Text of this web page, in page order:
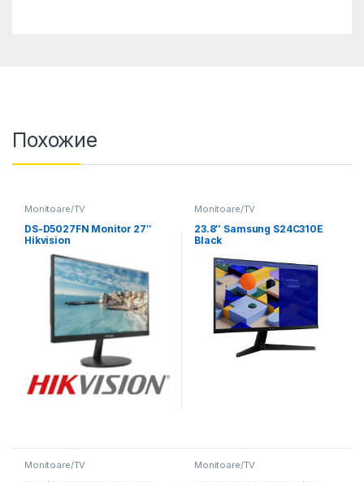
Похожие
Monitoare/TV
DS-D5027FN Monitor 27″
Hikvision
Monitoare/TV
23.8″ Samsung S24C310E
Black
Monitoare/TV Monitoare/TV